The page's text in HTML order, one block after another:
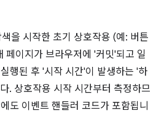
을 시작한 초기 상호작용 (예: 버튼
페이지가 브라우저에 '커밋'되고 일
행된 후 '시작 시간'이 발생하는 '하
. 상호작용 시작 시간부터 측정하므
도 이벤트 핸들러 코드가 포함됩니